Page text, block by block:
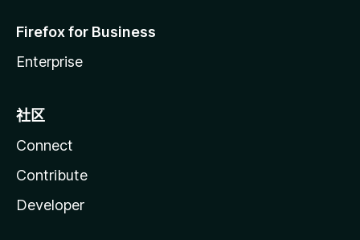
Firefox for Business
Enterprise
社区
Connect
Contribute
Developer